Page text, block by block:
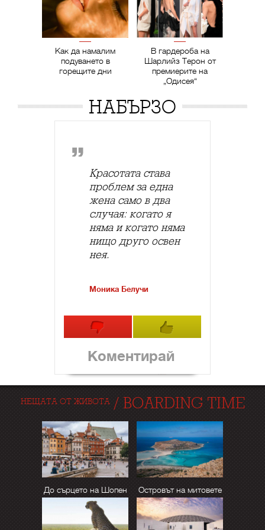
Как да намалим
подуването в
горещите дни
В гардероба на
Шарлийз Терон от
премиерите на
„Одисея“
НАБЪРЗО
Красотата става
проблем за една
жена само в два
случая: когато я
няма и когато няма
нищо друго освен
нея.
Моника Белучи
Коментирай
НЕЩАТА ОТ ЖИВОТА/ BOARDING TIME
До сърцето на Шопен Островът на митовете